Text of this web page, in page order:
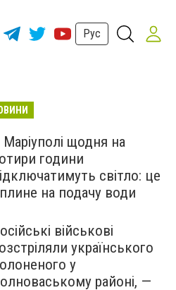
Рус
Маріуполі щодня на
години
світло: це
на подачу води
військові
українського
у
районі, —